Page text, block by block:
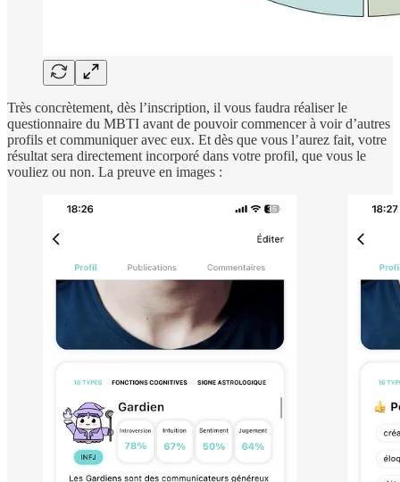
Très concrètement, dès l’inscription, il vous faudra réaliser le
questionnaire du MBTI avant de pouvoir commencer à voir d’autres
profils et communiquer avec eux. Et dès que vous l’aurez fait, votre
résultat sera directement incorporé dans votre profil, que vous le
vouliez ou non. La preuve en images :